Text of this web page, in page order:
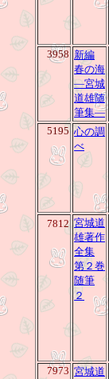
3958 新編
春の海
―宮城
道雄随
筆集―
5195 心の調
べ
7812 宮城道
雄著作
全集
第２巻
随筆
２
7973 宮城道